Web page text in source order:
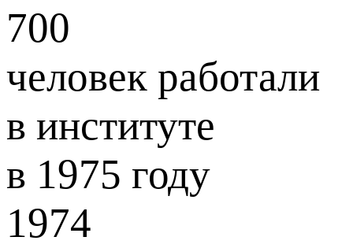
700
человек работали
в институте
в 1975 году
1974